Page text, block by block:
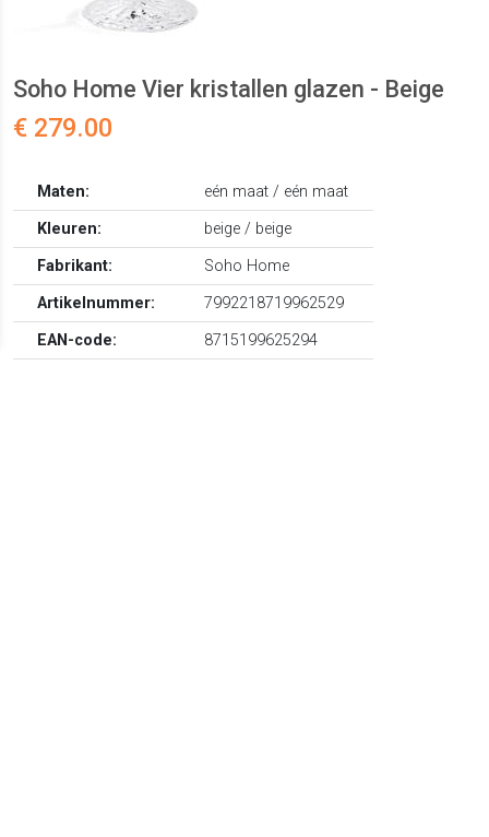
Soho Home Vier kristallen glazen - Beige
€ 279.00
Maten:
eén maat / eén maat
Kleuren:
beige / beige
Fabrikant:
Soho Home
Artikelnummer:
7992218719962529
EAN-code:
8715199625294